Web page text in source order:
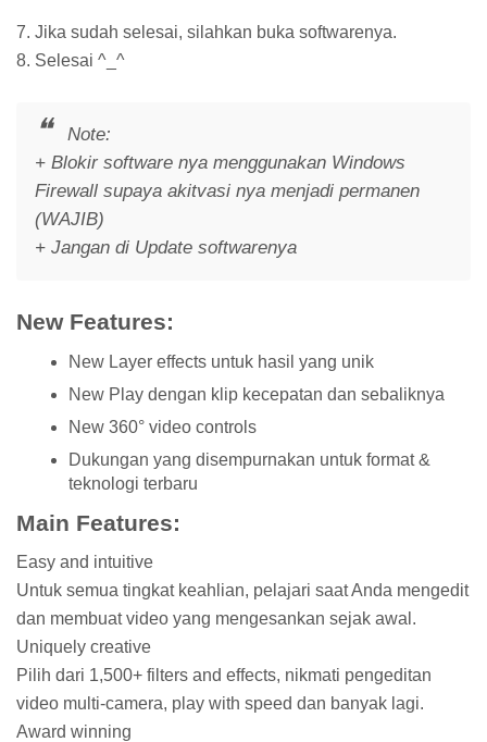
7. Jika sudah selesai, silahkan buka softwarenya.
8. Selesai ^_^
Note:
+ Blokir software nya menggunakan Windows
Firewall supaya akitvasi nya menjadi permanen
(WAJIB)
+ Jangan di Update softwarenya
New Features:
New Layer effects untuk hasil yang unik
New Play dengan klip kecepatan dan sebaliknya
New 360° video controls
Dukungan yang disempurnakan untuk format &
teknologi terbaru
Main Features:
Easy and intuitive
Untuk semua tingkat keahlian, pelajari saat Anda mengedit
dan membuat video yang mengesankan sejak awal.
Uniquely creative
Pilih dari 1,500+ filters and effects, nikmati pengeditan
video multi-camera, play with speed dan banyak lagi.
Award winning